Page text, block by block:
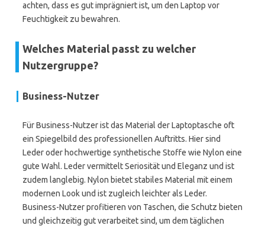
achten, dass es gut imprägniert ist, um den Laptop vor
Feuchtigkeit zu bewahren.
Welches Material passt zu welcher
Nutzergruppe?
Business-Nutzer
Für Business-Nutzer ist das Material der Laptoptasche oft
ein Spiegelbild des professionellen Auftritts. Hier sind
Leder oder hochwertige synthetische Stoffe wie Nylon eine
gute Wahl. Leder vermittelt Seriosität und Eleganz und ist
zudem langlebig. Nylon bietet stabiles Material mit einem
modernen Look und ist zugleich leichter als Leder.
Business-Nutzer profitieren von Taschen, die Schutz bieten
und gleichzeitig gut verarbeitet sind, um dem täglichen